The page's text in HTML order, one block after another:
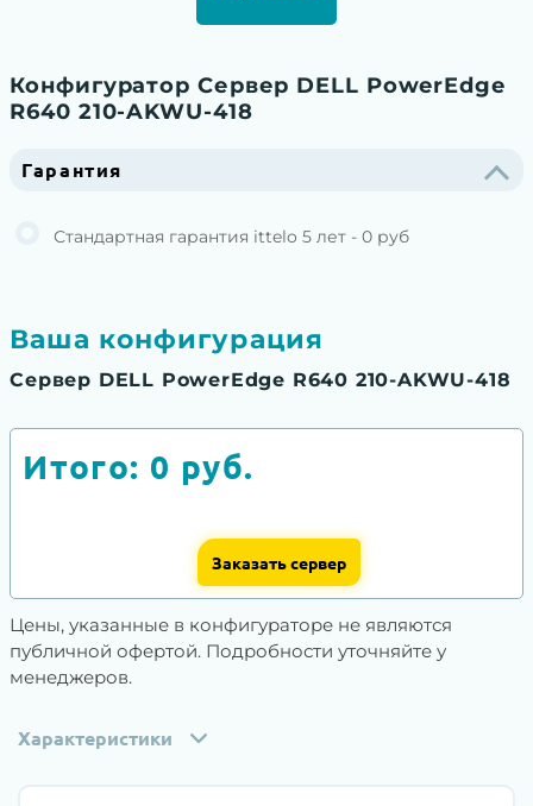
Конфигуратор Сервер DELL PowerEdge
R640 210-AKWU-418
Гарантия
Стандартная гарантия ittelo 5 лет - 0 руб
Ваша конфигурация
Сервер DELL PowerEdge R640 210-AKWU-418
Итого: 0 руб.
Заказать сервер
Цены, указанные в конфигураторе не являются
публичной офертой. Подробности уточняйте у
менеджеров.
Характеристики